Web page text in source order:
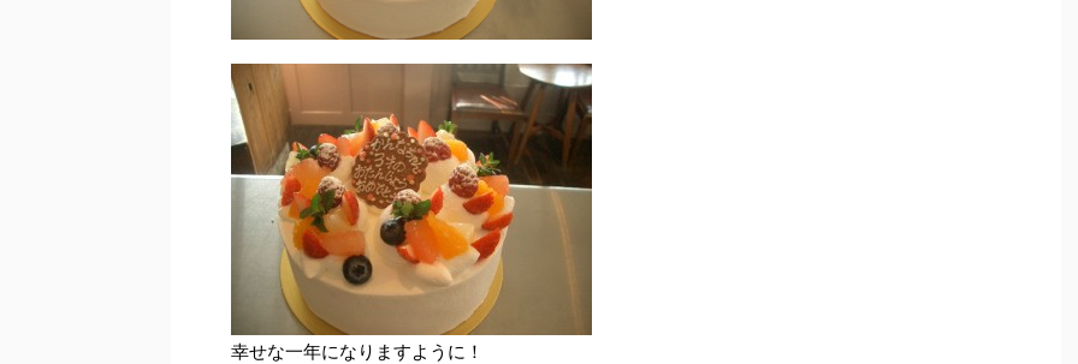
幸せな一年になりますように！